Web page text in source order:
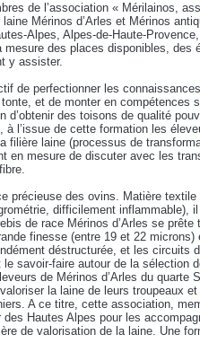
de l’association « Mérilainos,
Mérinos d’Arles et Mérinos
Alpes, Alpes-de-Haute-
mesure des places disponibles, des
y assister.
de perfectionner les
et de monter en compétences
d’obtenir des toisons de qualité
l’issue de cette formation les
filière laine (processus de
en mesure de discuter avec les
précieuse des ovins. Matière
difficilement inflammable),
de race Mérinos d’Arles se prête
finesse (entre 19 et 22 microns)
déstructurée, et les circuits
savoir-faire autour de la sélection
de Mérinos d’Arles du quarte
la laine de leurs troupeaux
A ce titre, cette association,
des Hautes Alpes pour les
de valorisation de la laine. Une